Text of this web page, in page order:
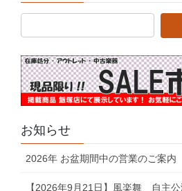
お知らせ
2026年 お盆期間中の営業のご案内
【2026年9月21日】風楽舞 自主